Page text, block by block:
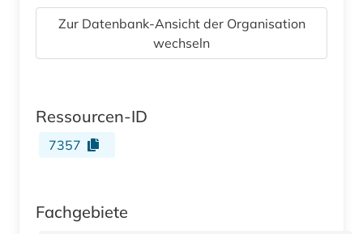
Zur Datenbank-Ansicht der Organisation
wechseln
Ressourcen-ID
7357
Fachgebiete